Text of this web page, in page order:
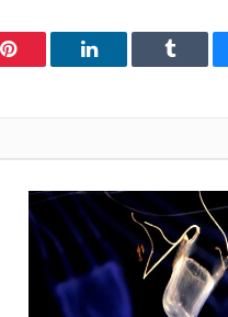
Pinterest LinkedIn Tumblr